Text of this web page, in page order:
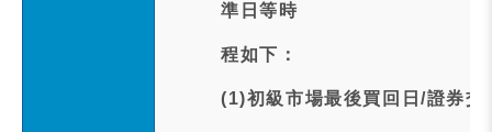
準日等時
程如下：
(1)初級市場最後買回日/證券